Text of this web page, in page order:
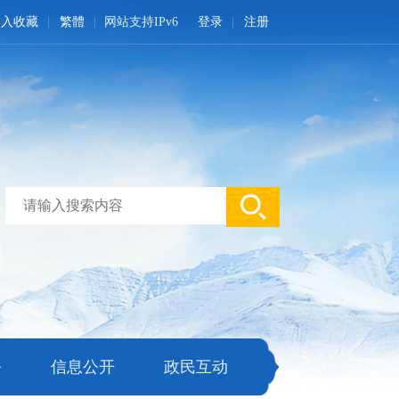
登录 注册
网站支持IPv6
收藏 繁體
信息公开 政民互动